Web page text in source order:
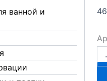
ванной и